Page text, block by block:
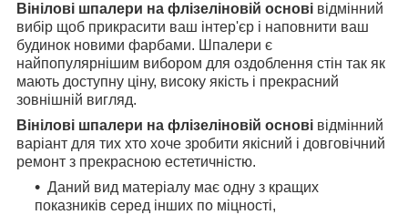
Вінілові шпалери на флізеліновій основі відмінний
вибір щоб прикрасити ваш інтер'єр і наповнити ваш
будинок новими фарбами. Шпалери є
найпопулярнішим вибором для оздоблення стін так як
мають доступну ціну, високу якість і прекрасний
зовнішній вигляд.
Вінілові шпалери на флізеліновій основі відмінний
варіант для тих хто хоче зробити якісний і довговічний
ремонт з прекрасною естетичністю.
Даний вид матеріалу має одну з кращих
показників серед інших по міцності,